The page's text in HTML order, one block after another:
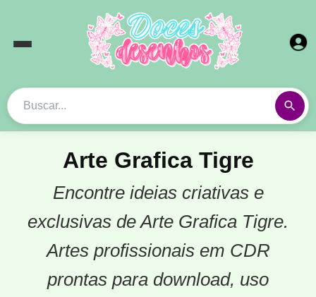
Arte Grafica Tigre
Encontre ideias criativas e
exclusivas de Arte Grafica Tigre.
Artes profissionais em CDR
prontas para download, uso